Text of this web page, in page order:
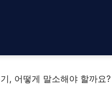
, 어떻게 말소해야 할까요